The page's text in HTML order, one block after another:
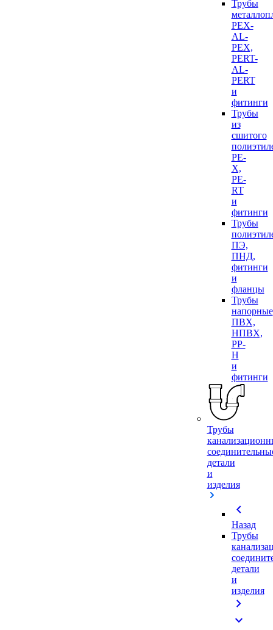
Трубы
PEX-
AL-
PEX,
PERT-
AL-
PERT
и
фитинги
Трубы
из
сшитого
PE-
X,
PE-
RT
и
фитинги
Трубы
ПЭ,
ПНД,
фитинги
и
фланцы
Трубы
напорные
ПВХ,
НПВХ,
PP-
H
и
фитинги
Трубы
детали
и
изделия
chevron_left
Назад
Трубы
детали
и
изделия
chevron_right
expand_more